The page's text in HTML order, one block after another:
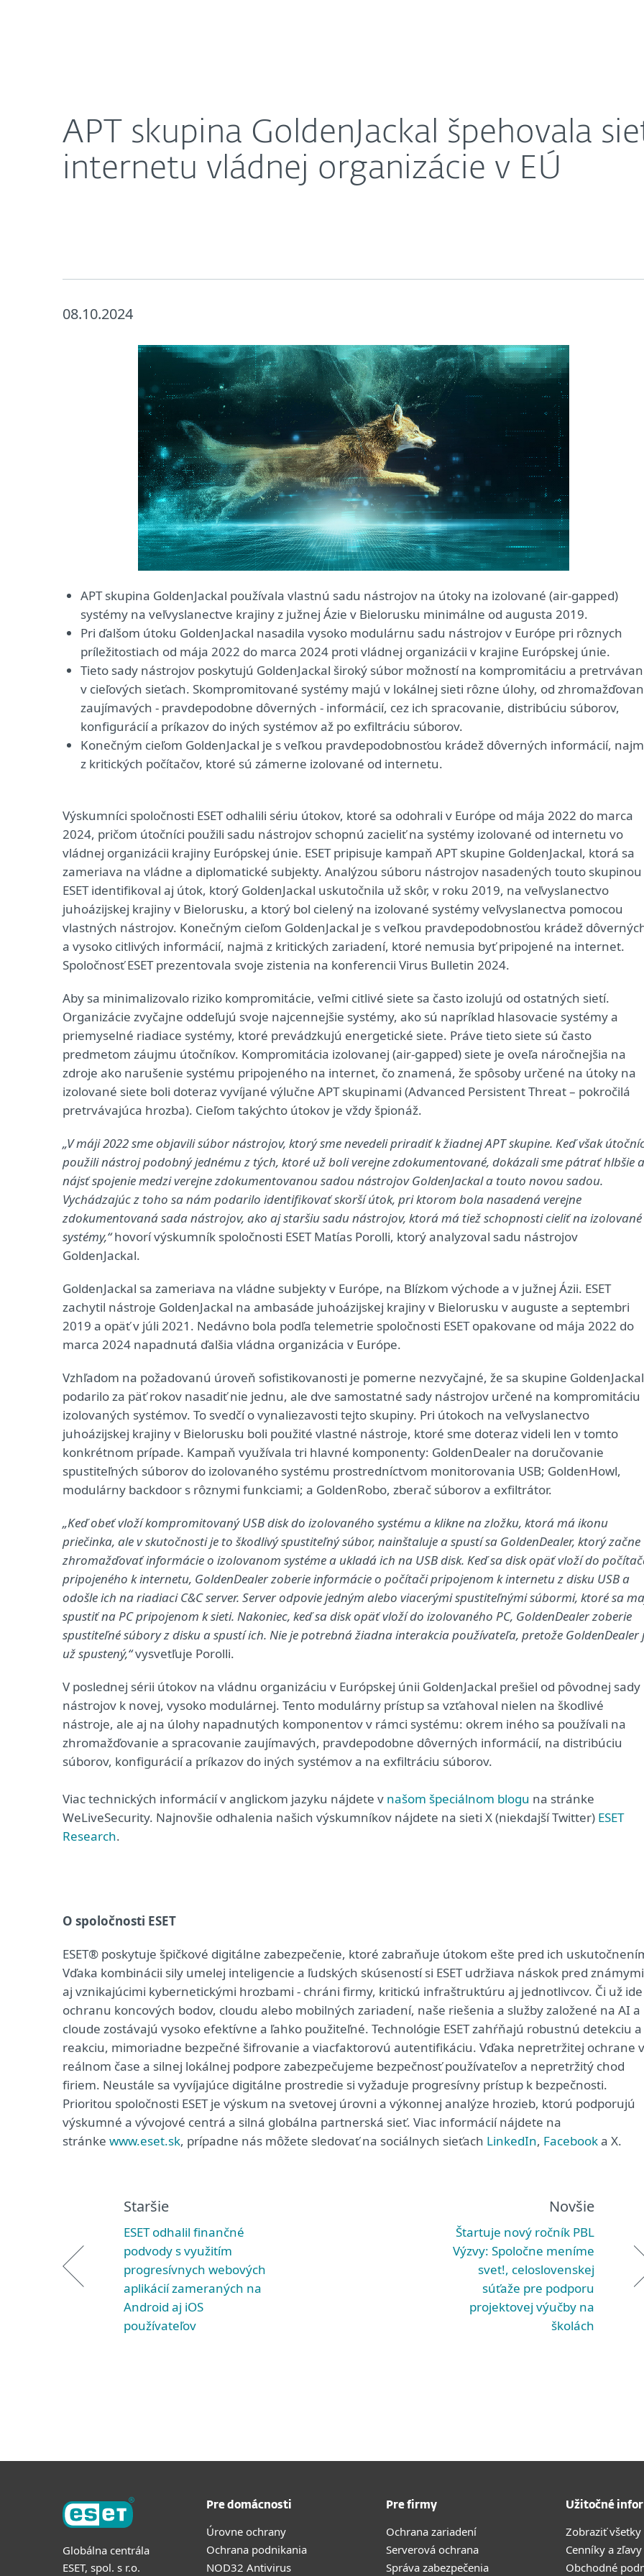
APT skupina GoldenJackal špehovala
internetu vládnej organizácie v EÚ
08.10.2024
APT skupina GoldenJackal používala vlastnú sadu nástrojov na útoky na izolované (air-gapped)
systémy na veľvyslanectve krajiny z južnej Ázie v Bielorusku minimálne od augusta 2019.
Pri ďalšom útoku GoldenJackal nasadila vysoko modulárnu sadu nástrojov v Európe pri rôznych
príležitostiach od mája 2022 do marca 2024 proti vládnej organizácii v krajine Európskej únie.
Tieto sady nástrojov poskytujú GoldenJackal široký súbor možností na kompromitáciu a
v cieľových sieťach. Skompromitované systémy majú v lokálnej sieti rôzne úlohy, od
zaujímavých - pravdepodobne dôverných - informácií, cez ich spracovanie, distribúciu súborov,
konfigurácií a príkazov do iných systémov až po exfiltráciu súborov.
Konečným cieľom GoldenJackal je s veľkou pravdepodobnosťou krádež dôverných informácií,
z kritických počítačov, ktoré sú zámerne izolované od internetu.
Výskumníci spoločnosti ESET odhalili sériu útokov, ktoré sa odohrali v Európe od mája 2022 do marca
2024, pričom útočníci použili sadu nástrojov schopnú zacieliť na systémy izolované od internetu vo
vládnej organizácii krajiny Európskej únie. ESET pripisuje kampaň APT skupine GoldenJackal, ktorá sa
zameriava na vládne a diplomatické subjekty. Analýzou súboru nástrojov nasadených touto skupinou
ESET identifikoval aj útok, ktorý GoldenJackal uskutočnila už skôr, v roku 2019, na veľvyslanectvo
juhoázijskej krajiny v Bielorusku, a ktorý bol cielený na izolované systémy veľvyslanectva pomocou
vlastných nástrojov. Konečným cieľom GoldenJackal je s veľkou pravdepodobnosťou krádež
a vysoko citlivých informácií, najmä z kritických zariadení, ktoré nemusia byť pripojené na internet.
Spoločnosť ESET prezentovala svoje zistenia na konferencii Virus Bulletin 2024.
Aby sa minimalizovalo riziko kompromitácie, veľmi citlivé siete sa často izolujú od ostatných sietí.
Organizácie zvyčajne oddeľujú svoje najcennejšie systémy, ako sú napríklad hlasovacie systémy a
priemyselné riadiace systémy, ktoré prevádzkujú energetické siete. Práve tieto siete sú často
predmetom záujmu útočníkov. Kompromitácia izolovanej (air-gapped) siete je oveľa náročnejšia na
zdroje ako narušenie systému pripojeného na internet, čo znamená, že spôsoby určené na útoky na
izolované siete boli doteraz vyvíjané výlučne APT skupinami (Advanced Persistent Threat – pokročilá
pretrvávajúca hrozba). Cieľom takýchto útokov je vždy špionáž.
„V máji 2022 sme objavili súbor nástrojov, ktorý sme nevedeli priradiť k žiadnej APT skupine. Keď však
použili nástroj podobný jednému z tých, ktoré už boli verejne zdokumentované, dokázali sme pátrať hlbšie a
nájsť spojenie medzi verejne zdokumentovanou sadou nástrojov GoldenJackal a touto novou sadou.
Vychádzajúc z toho sa nám podarilo identifikovať skorší útok, pri ktorom bola nasadená verejne
zdokumentovaná sada nástrojov, ako aj staršiu sadu nástrojov, ktorá má tiež schopnosti cieliť na izolované
systémy,“hovorí výskumník spoločnosti ESET Matías Porolli, ktorý analyzoval sadu nástrojov
GoldenJackal.
GoldenJackal sa zameriava na vládne subjekty v Európe, na Blízkom východe a v južnej Ázii. ESET
zachytil nástroje GoldenJackal na ambasáde juhoázijskej krajiny v Bielorusku v auguste a septembri
2019 a opäť v júli 2021. Nedávno bola podľa telemetrie spoločnosti ESET opakovane od mája 2022 do
marca 2024 napadnutá ďalšia vládna organizácia v Európe.
Vzhľadom na požadovanú úroveň sofistikovanosti je pomerne nezvyčajné, že sa skupine GoldenJackal
podarilo za päť rokov nasadiť nie jednu, ale dve samostatné sady nástrojov určené na kompromitáciu
izolovaných systémov. To svedčí o vynaliezavosti tejto skupiny. Pri útokoch na veľvyslanectvo
juhoázijskej krajiny v Bielorusku boli použité vlastné nástroje, ktoré sme doteraz videli len v tomto
konkrétnom prípade. Kampaň využívala tri hlavné komponenty: GoldenDealer na doručovanie
spustiteľných súborov do izolovaného systému prostredníctvom monitorovania USB; GoldenHowl,
modulárny backdoor s rôznymi funkciami; a GoldenRobo, zberač súborov a exfiltrátor.
„Keď obeť vloží kompromitovaný USB disk do izolovaného systému a klikne na zložku, ktorá má ikonu
priečinka, ale v skutočnosti je to škodlivý spustiteľný súbor, nainštaluje a spustí sa GoldenDealer, ktorý začne
zhromažďovať informácie o izolovanom systéme a ukladá ich na USB disk. Keď sa disk opäť vloží do
pripojeného k internetu, GoldenDealer zoberie informácie o počítači pripojenom k internetu z disku USB a
odošle ich na riadiaci C&C server. Server odpovie jedným alebo viacerými spustiteľnými súbormi, ktoré sa
spustiť na PC pripojenom k sieti. Nakoniec, keď sa disk opäť vloží do izolovaného PC, GoldenDealer zoberie
spustiteľné súbory z disku a spustí ich. Nie je potrebná žiadna interakcia používateľa, pretože GoldenDealer
už spustený,“vysvetľuje Porolli.
V poslednej sérii útokov na vládnu organizáciu v Európskej únii GoldenJackal prešiel od pôvodnej sady
nástrojov k novej, vysoko modulárnej. Tento modulárny prístup sa vzťahoval nielen na škodlivé
nástroje, ale aj na úlohy napadnutých komponentov v rámci systému: okrem iného sa používali na
zhromažďovanie a spracovanie zaujímavých, pravdepodobne dôverných informácií, na distribúciu
súborov, konfigurácií a príkazov do iných systémov a na exfiltráciu súborov.
Viac technických informácií v anglickom jazyku nájdete v našom špeciálnom blogu na stránke
WeLiveSecurity. Najnovšie odhalenia našich výskumníkov nájdete na sieti X (niekdajší Twitter) ESET
Research.
O spoločnosti ESET
ESET® poskytuje špičkové digitálne zabezpečenie, ktoré zabraňuje útokom ešte pred ich
Vďaka kombinácii sily umelej inteligencie a ľudských skúseností si ESET udržiava náskok pred známymi
aj vznikajúcimi kybernetickými hrozbami - chráni firmy, kritickú infraštruktúru aj jednotlivcov. Či už
ochranu koncových bodov, cloudu alebo mobilných zariadení, naše riešenia a služby založené na AI a
cloude zostávajú vysoko efektívne a ľahko použiteľné. Technológie ESET zahŕňajú robustnú detekciu a
reakciu, mimoriadne bezpečné šifrovanie a viacfaktorovú autentifikáciu. Vďaka nepretržitej ochrane v
reálnom čase a silnej lokálnej podpore zabezpečujeme bezpečnosť používateľov a nepretržitý chod
firiem. Neustále sa vyvíjajúce digitálne prostredie si vyžaduje progresívny prístup k bezpečnosti.
Prioritou spoločnosti ESET je výskum na svetovej úrovni a výkonnej analýze hrozieb, ktorú podporujú
výskumné a vývojové centrá a silná globálna partnerská sieť. Viac informácií nájdete na
stránke www.eset.sk, prípadne nás môžete sledovať na sociálnych sieťach LinkedIn, Facebooka X.
Staršie
ESET odhalil finančné
podvody s využitím
progresívnych webových
aplikácií zameraných na
Android aj iOS
používateľov
Novšie
Štartuje nový ročník PBL
Výzvy: Spoločne meníme
svet!, celoslovenskej
súťaže pre podporu
projektovej výučby na
školách
Globálna centrála
ESET, spol. s r.o.
Pre domácnosti
Úrovne ochrany
Ochrana podnikania
NOD32 Antivirus
Pre firmy
Ochrana zariadení
Serverová ochrana
Správa zabezpečenia
Užitočné
Zobraziť
Cenníky a zľavy
Obchodné